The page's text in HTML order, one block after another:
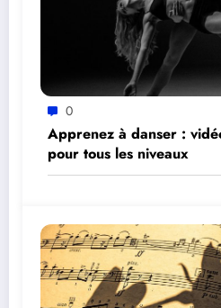
0
Apprenez à danser :
pour tous les niveaux